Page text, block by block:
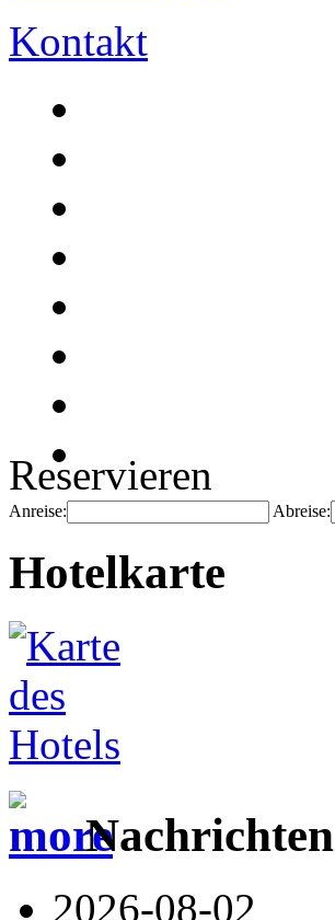
Kontakt
Reservieren
Anreise: Abreise:
Hotelkarte
Nachrichten
2026-08-02